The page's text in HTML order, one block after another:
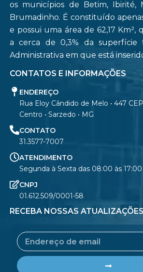
os municípios de Betim, Ibirité,
Brumadinho. É constituído
e possui uma área de 62,17 Km²,
a cerca de 0,3% da superfície
Administrativa em que está
CONTATOS E INFORMAÇÕES
ENDEREÇO
Rua Eloy Cândido de Melo • 447
Centro • Sarzedo • MG
CONTATO
31.3577-7007
ATENDIMENTO
Segunda à Sexta das 08:00 às
CNPJ
01.612.509/0001-58
RECEBA NOSSAS
Email